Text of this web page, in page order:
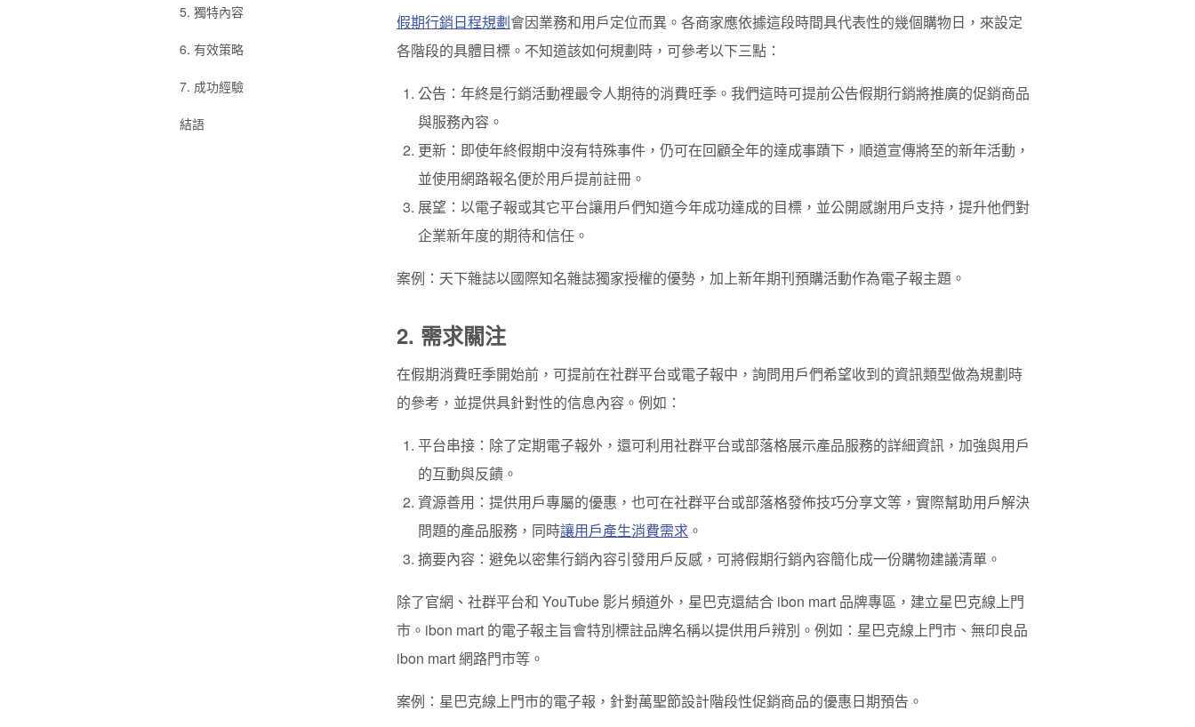
5. 獨特內容
6. 有效策略
7. 成功經驗
結語
假期行銷日程規劃會因業務和用戶定位而異。各商家應依據這段時間具代表性的幾個購物日，來設定
各階段的具體目標。不知道該如何規劃時，可參考以下三點：
公告：年終是行銷活動裡最令人期待的消費旺季。我們這時可提前公告假期行銷將推廣的促銷商品
與服務內容。
更新：即使年終假期中沒有特殊事件，仍可在回顧全年的達成事蹟下，順道宣傳將至的新年活動，
並使用網路報名便於用戶提前註冊。
展望：以電子報或其它平台讓用戶們知道今年成功達成的目標，並公開感謝用戶支持，提升他們對
企業新年度的期待和信任。
案例：天下雜誌以國際知名雜誌獨家授權的優勢，加上新年期刊預購活動作為電子報主題。
2. 需求關注
在假期消費旺季開始前，可提前在社群平台或電子報中，詢問用戶們希望收到的資訊類型做為規劃時
的參考，並提供具針對性的信息內容。例如：
平台串接：除了定期電子報外，還可利用社群平台或部落格展示產品服務的詳細資訊，加強與用戶
的互動與反饋。
資源善用：提供用戶專屬的優惠，也可在社群平台或部落格發佈技巧分享文等，實際幫助用戶解決
問題的產品服務，同時讓用戶產生消費需求 。
摘要內容：避免以密集行銷內容引發用戶反感，可將假期行銷內容簡化成一份購物建議清單。
除了官網、社群平台和 YouTube 影片頻道外，星巴克還結合 ibon mart 品牌專區，建立星巴克線上門
市。ibon mart 的電子報主旨會特別標註品牌名稱以提供用戶辨別。例如：星巴克線上門市、無印良品
ibon mart 網路門市等。
案例：星巴克線上門市的電子報，針對萬聖節設計階段性促銷商品的優惠日期預告。